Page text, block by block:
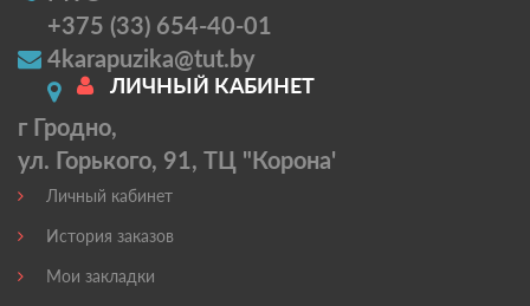
+375 (33) 654-40-01
4karapuzika@tut.by
г Гродно,
ул. Горького, 91, ТЦ "Корона'
ЛИЧНЫЙ КАБИНЕТ
Личный кабинет
История заказов
Мои закладки